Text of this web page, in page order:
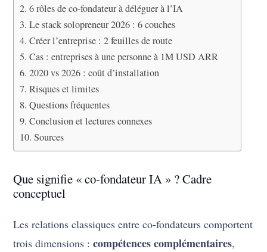
6 rôles de co-fondateur à déléguer à l’IA
Le stack solopreneur 2026 : 6 couches
Créer l’entreprise : 2 feuilles de route
Cas : entreprises à une personne à 1M USD ARR
2020 vs 2026 : coût d’installation
Risques et limites
Questions fréquentes
Conclusion et lectures connexes
Sources
Que signifie « co-fondateur IA » ? Cadre
conceptuel
Les relations classiques entre co-fondateurs comportent
trois dimensions :compétences complémentaires,